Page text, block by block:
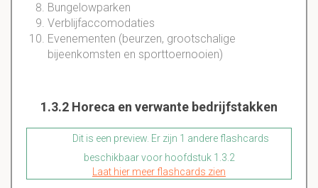
Bungelowparken
Verblijfaccomodaties
Evenementen (beurzen, grootschalige
bijeenkomsten en sporttoernooien)
1.3.2 Horeca en verwante bedrijfstakken
Dit is een preview. Er zijn 1 andere flashcards
beschikbaar voor hoofdstuk 1.3.2
Laat hier meer flashcards zien